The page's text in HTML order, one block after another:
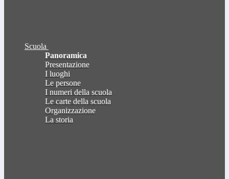
Scuola
Panoramica
Presentazione
I luoghi
Le persone
I numeri della scuola
Le carte della scuola
Organizzazione
La storia